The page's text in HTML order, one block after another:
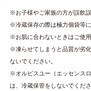
※お子様やご家族の方が誤飲
※冷蔵保存の際は極力個袋等
※お肌に合わないときはご使用
※凍らせてしまうと品質が劣
ないでください。
※オルビスユー（エッセンス
は、冷蔵保管をしないでくださ